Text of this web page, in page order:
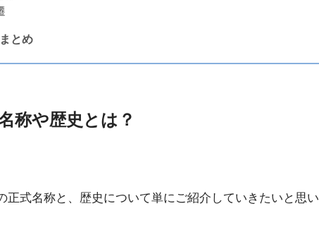
とめ
称や歴史とは？
正式名称と、歴史について単にご紹介していきたいと思い